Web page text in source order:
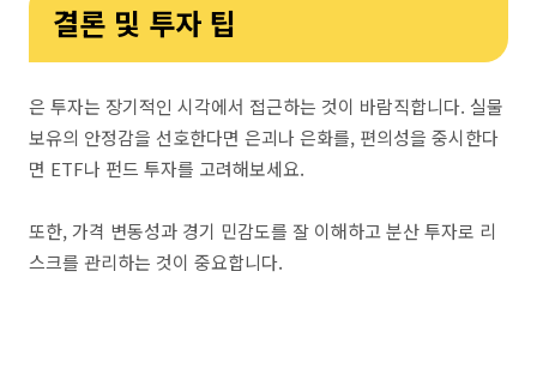
결론 및 투자 팁
은 투자는 장기적인 시각에서 접근하는 것이 바람직합니다. 실물
보유의 안정감을 선호한다면 은괴나 은화를, 편의성을 중시한다
면 ETF나 펀드 투자를 고려해보세요.
또한, 가격 변동성과 경기 민감도를 잘 이해하고 분산 투자로 리
스크를 관리하는 것이 중요합니다.